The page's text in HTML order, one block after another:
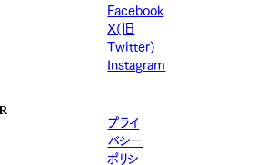
Facebook
X(旧
Twitter)
Instagram
プライ
バシー
ポリシ